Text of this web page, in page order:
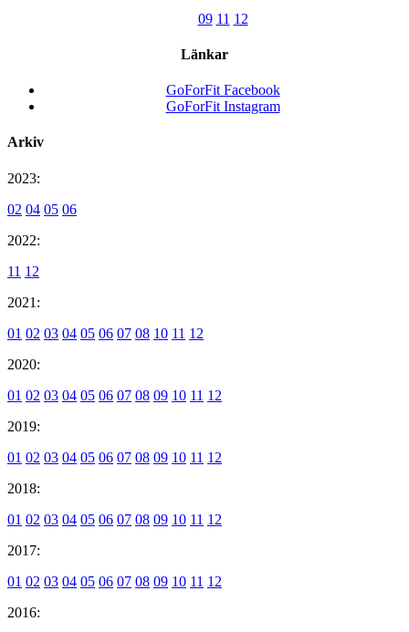
09 11 12
Länkar
GoForFit Facebook
GoForFit Instagram
Arkiv
2023:
02 04 05 06
2022:
11 12
2021:
01 02 03 04 05 06 07 08 10 11 12
2020:
01 02 03 04 05 06 07 08 09 10 11 12
2019:
01 02 03 04 05 06 07 08 09 10 11 12
2018:
01 02 03 04 05 06 07 08 09 10 11 12
2017:
01 02 03 04 05 06 07 08 09 10 11 12
2016: